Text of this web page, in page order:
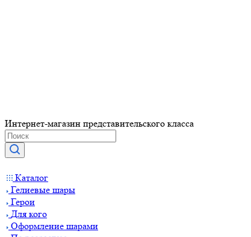
Интернет-магазин представительского класса
Каталог
Гелиевые шары
Герои
Для кого
Оформление шарами